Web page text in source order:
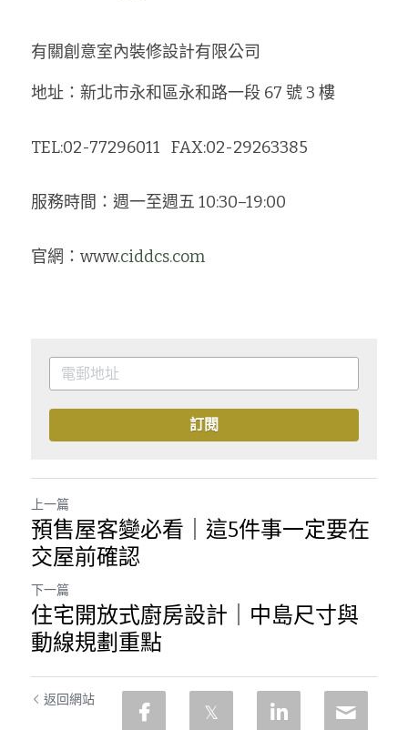
有關創意室內裝修設計有限公司
地址：新北市永和區永和路一段 67 號 3 樓
TEL:02-77296011   FAX:02-29263385
服務時間：週一至週五 10:30–19:00
官網：www.ciddcs.com
訂閱
上一篇
預售屋客變必看｜這5件事一定要在
交屋前確認
下一篇
住宅開放式廚房設計｜中島尺寸與
動線規劃重點
返回網站